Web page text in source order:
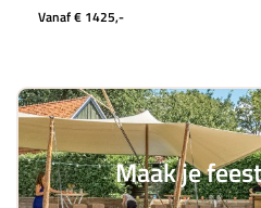
Vanaf € 1425,-
Maak je